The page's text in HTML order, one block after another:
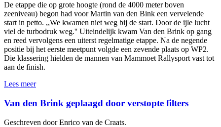
De etappe die op grote hoogte (rond de 4000 meter boven
zeeniveau) begon had voor Martin van den Bink een vervelende
start in petto. ,,We kwamen niet weg bij de start. Door de ijle lucht
viel de turbodruk weg.'' Uiteindelijk kwam Van den Brink op gang
en reed vervolgens een uiterst regelmatige etappe. Na de negende
positie bij het eerste meetpunt volgde een zevende plaats op WP2.
Die klassering hielden de mannen van Mammoet Rallysport vast tot
aan de finish.
Lees meer
Van den Brink geplaagd door verstopte filters
Geschreven door Enrico van de Craats.